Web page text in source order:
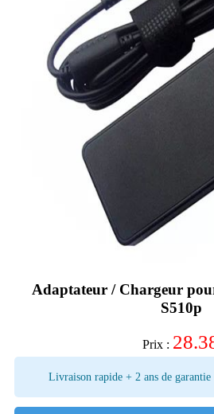
Adaptateur / Chargeur
S510p
Prix :
Livraison rapide + 2 ans de